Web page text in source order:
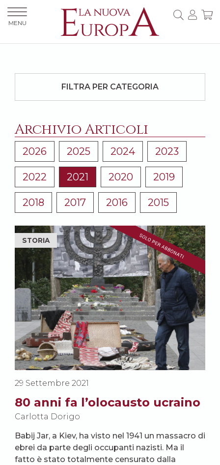
FILTRA PER CATEGORIA
Archivio Articoli
2026 2025 2024 2023
2022 2021 2020 2019
2018 2017 2016 2015
STORIA
29 Settembre 2021
80 anni fa l’olocausto ucraino
Carlotta Dorigo
Babij Jar, a Kiev, ha visto nel 1941 un massacro di
ebrei da parte degli occupanti nazisti. Ma il
fatto è stato totalmente censurato dalla
MENU